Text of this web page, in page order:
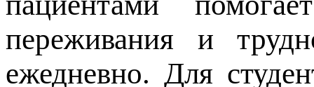
переживания и
ежедневно. Для